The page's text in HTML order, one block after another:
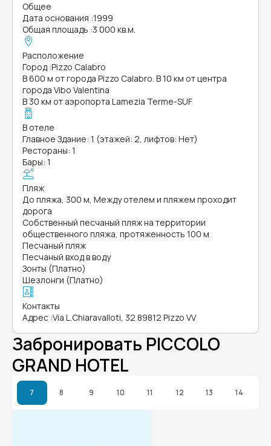
Общее
Дата основания :1999
Общая площадь :3 000 кв.м.
Расположение
Город :Pizzo Calabro
В 600 м от города Pizzo Calabro. В 10 км от центра
города Vibo Valentina
В 30 км от аэропорта Lamezia Terme-SUF
В отеле
Главное Здание: 1 (этажей: 2, лифтов: Нет)
Рестораны: 1
Бары: 1
Пляж
До пляжа, 300 м, Между отелем и пляжем проходит
дорога
Собственный песчаный пляж на территории
общественного пляжа, протяженность 100 м
Песчаный пляж
Песчаный вход в воду
Зонты (Платно)
Шезлонги (Платно)
Контакты
Адрес :Via L.Chiaravalloti, 32 89812 Pizzo VV
Забронировать PICCOLO
GRAND HOTEL
7 8 9 10 11 12 13 14